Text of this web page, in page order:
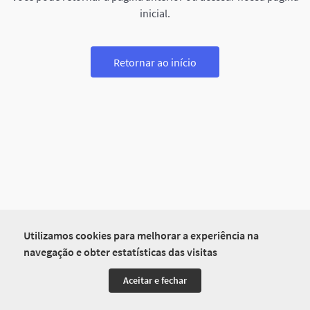
Utilizamos cookies para melhorar a experiência na
navegação e obter estatísticas das visitas
Aceitar e fechar
inicial.
Retornar ao início